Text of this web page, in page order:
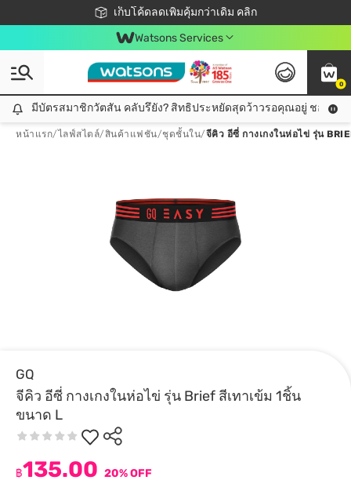
เก็บโค้ดลดเพิ่มคุ้มกว่าเดิม คลิก
ชอปออนไลน์ครั้งแรก ลดเพิ่มจุก ๆ 10%! 🎉
📦ส่งฟรี! เมื่อชอป 499฿
สมาชิกวัตสัน คลับดียังไง?
Watsons Services
0
มีบัตรสมาชิกวัตสัน คลับรึยัง? สิทธิประหยัดสุดว้าวรอคุณอยู่ ชอปคุ้มกว่าเดิม คลิก!
มีบัตรสมาชิกวัตสัน คลับรึยัง? สิทธิประหยัดสุดว้าวรอคุณอยู่ ชอปคุ้มก
หน้าแรก/ไลฟ์สไตล์/สินค้าแฟชัน/ชุดชั้นใน/จีคิว อีซี่ กางเกงในห่อไข่ รุ่น
GQ
จีคิว อีซี่ กางเกงในห่อไข่ รุ่น Brief สีเทาเข้ม 1ชิ้น
ขนาด L
฿135.00 20% OFF